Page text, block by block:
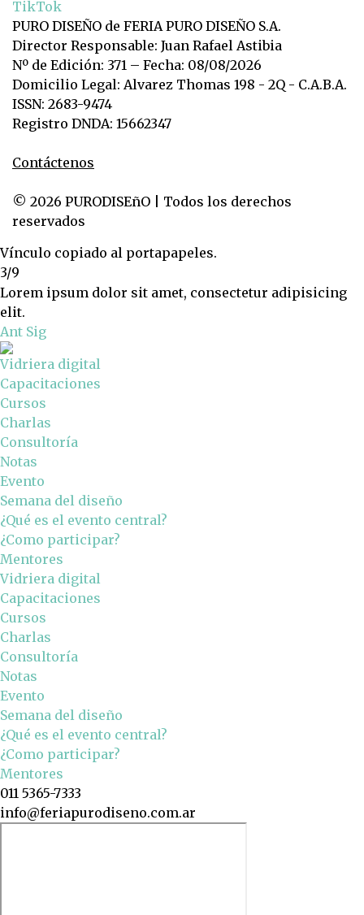
TikTok
PURO DISEÑO de FERIA PURO DISEÑO S.A.
Director Responsable: Juan Rafael Astibia
Nº de Edición: 371 – Fecha: 08/08/2026
Domicilio Legal: Alvarez Thomas 198 - 2Q - C.A.B.A.
ISSN: 2683-9474
Registro DNDA: 15662347
Contáctenos
© 2026 PURODISEñO | Todos los derechos
reservados
Vínculo copiado al portapapeles.
3/9
Lorem ipsum dolor sit amet, consectetur adipisicing
elit.
Ant Sig
Vidriera digital
Capacitaciones
Cursos
Charlas
Consultoría
Notas
Evento
Semana del diseño
¿Qué es el evento central?
¿Como participar?
Mentores
Vidriera digital
Capacitaciones
Cursos
Charlas
Consultoría
Notas
Evento
Semana del diseño
¿Qué es el evento central?
¿Como participar?
Mentores
011 5365-7333
info@feriapurodiseno.com.ar